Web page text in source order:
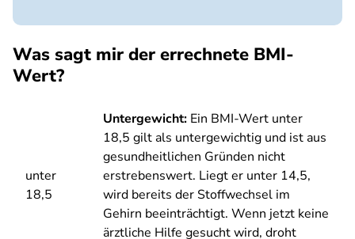
Was sagt mir der errechnete BMI-
Wert?
unter
18,5
Untergewicht: Ein BMI-Wert unter
18,5 gilt als untergewichtig und ist aus
gesundheitlichen Gründen nicht
erstrebenswert. Liegt er unter 14,5,
wird bereits der Stoffwechsel im
Gehirn beeinträchtigt. Wenn jetzt keine
ärztliche Hilfe gesucht wird, droht